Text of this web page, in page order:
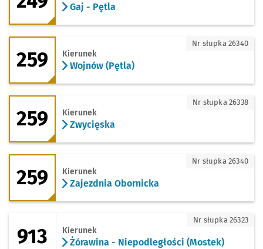
Gaj - Pętla
259 - kierunek Wojnów (Pętla)
259 Kierunek
Wojnów (Pętla)
Nr słupka 26340
259 - kierunek Zwycięska
259 Kierunek
Zwycięska
Nr słupka 26338
259 - kierunek Zajezdnia Obornicka
259 Kierunek
Zajezdnia Obornicka
Nr słupka 26340
913 - kierunek Żórawina -
913 Kierunek
Żórawina - Niepodległości (Mostek)
Nr słupka 26323